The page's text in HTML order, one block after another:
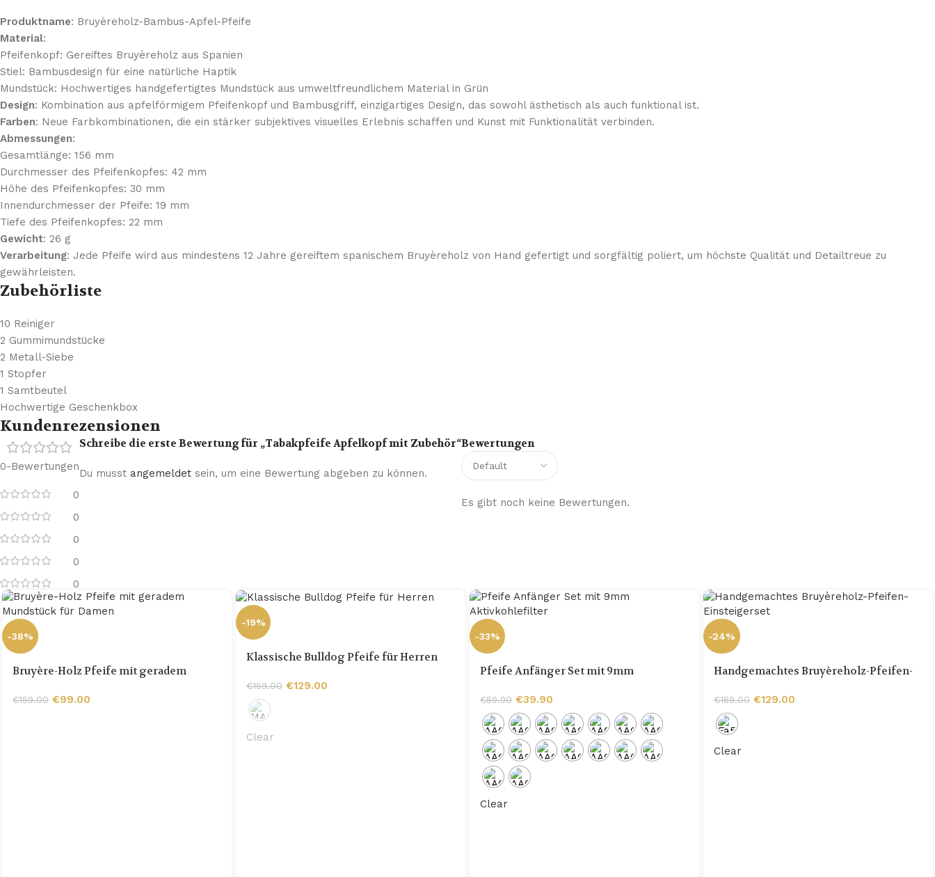
Produktname: Bruyèreholz-Bambus-Apfel-Pfeife
Material:
Pfeifenkopf: Gereiftes Bruyèreholz aus Spanien
Stiel: Bambusdesign für eine natürliche Haptik
Mundstück: Hochwertiges handgefertigtes Mundstück aus umweltfreundlichem Material in Grün
Design: Kombination aus apfelförmigem Pfeifenkopf und Bambusgriff, einzigartiges Design, das sowohl ästhetisch als auch funktional ist.
Farben: Neue Farbkombinationen, die ein stärker subjektives visuelles Erlebnis schaffen und Kunst mit Funktionalität verbinden.
Abmessungen:
Gesamtlänge: 156 mm
Durchmesser des Pfeifenkopfes: 42 mm
Höhe des Pfeifenkopfes: 30 mm
Innendurchmesser der Pfeife: 19 mm
Tiefe des Pfeifenkopfes: 22 mm
Gewicht: 26 g
Verarbeitung: Jede Pfeife wird aus mindestens 12 Jahre gereiftem spanischem Bruyèreholz von Hand gefertigt und sorgfältig poliert, um höchste Qualität und Detailtreue zu
gewährleisten.
Zubehörliste
10 Reiniger
2 Gummimundstücke
2 Metall-Siebe
1 Stopfer
1 Samtbeutel
Hochwertige Geschenkbox
Kundenrezensionen
0-Bewertungen
0
0
0
0
0
Bewertungen
Es gibt noch keine Bewertungen.
Schreibe die erste Bewertung für „Tabakpfeife Apfelkopf mit Zubehör“
Du musst angemeldet sein, um eine Bewertung abgeben zu können.
-38%
Bruyère-Holz Pfeife mit geradem
€159.00 €99.00
-19%
Klassische Bulldog Pfeife für Herren
€159.00 €129.00
Clear
-33%
Pfeife Anfänger Set mit 9mm
€59.90 €39.90
Clear
-24%
Handgemachtes Bruyèreholz-Pfeifen-
€169.00 €129.00
Clear